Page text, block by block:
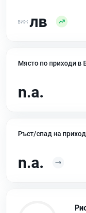
лв
Място по приходи в
n.a.
Ръст/спад на
n.a.